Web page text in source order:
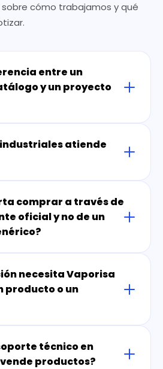
cómo trabajamos y qué
entre un
y un proyecto
atiende
comprar a través de
oficial y no de un
necesita Vaporisa
producto o un
técnico en
productos?